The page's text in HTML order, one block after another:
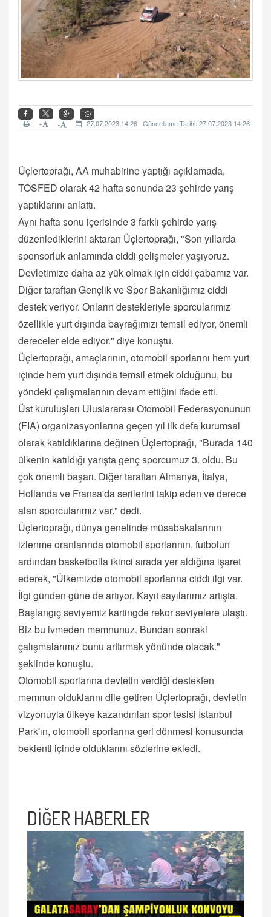
27.07.2023 14:26 | Güncelleme Tarihi: 27.07.2023 14:26
-
+
Üçlertoprağı, AA muhabirine yaptığı açıklamada,
TOSFED olarak 42 hafta sonunda 23 şehirde yarış
yaptıklarını anlattı.
Aynı hafta sonu içerisinde 3 farklı şehirde yarış
düzenlediklerini aktaran Üçlertoprağı, "Son yıllarda
sponsorluk anlamında ciddi gelişmeler yaşıyoruz.
Devletimize daha az yük olmak için ciddi çabamız var.
Diğer taraftan Gençlik ve Spor Bakanlığımız ciddi
destek veriyor. Onların destekleriyle sporcularımız
özellikle yurt dışında bayrağımızı temsil ediyor, önemli
dereceler elde ediyor." diye konuştu.
Üçlertoprağı, amaçlarının, otomobil sporlarını hem yurt
içinde hem yurt dışında temsil etmek olduğunu, bu
yöndeki çalışmalarının devam ettiğini ifade etti.
Üst kuruluşları Uluslararası Otomobil Federasyonunun
(FIA) organizasyonlarına geçen yıl ilk defa kurumsal
olarak katıldıklarına değinen Üçlertoprağı, "Burada 140
ülkenin katıldığı yarışta genç sporcumuz 3. oldu. Bu
çok önemli başarı. Diğer taraftan Almanya, İtalya,
Hollanda ve Fransa'da serilerini takip eden ve derece
alan sporcularımız var." dedi.
Üçlertoprağı, dünya genelinde müsabakalarının
izlenme oranlarında otomobil sporlarının, futbolun
ardından basketbolla ikinci sırada yer aldığına işaret
ederek, "Ülkemizde otomobil sporlarına ciddi ilgi var.
İlgi günden güne de artıyor. Kayıt sayılarımız artışta.
Başlangıç seviyemiz kartingde rekor seviyelere ulaştı.
Biz bu ivmeden memnunuz. Bundan sonraki
çalışmalarımız bunu arttırmak yönünde olacak."
şeklinde konuştu.
Otomobil sporlarına devletin verdiği destekten
memnun olduklarını dile getiren Üçlertoprağı, devletin
vizyonuyla ülkeye kazandırılan spor tesisi İstanbul
Park'ın, otomobil sporlarına geri dönmesi konusunda
beklenti içinde olduklarını sözlerine ekledi.
DİĞER HABERLER